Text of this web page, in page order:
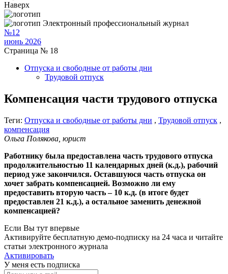
Наверх
Электронный профессиональный журнал
№12
июнь 2026
Страница № 18
Отпуска и свободные от работы дни
Трудовой отпуск
Компенсация части трудового отпуска
Теги: Отпуска и свободные от работы дни , Трудовой отпуск ,
компенсация
Ольга Полякова, юрист
Работнику была предоставлена часть трудового отпуска
продолжительностью 11 календарных дней (к.д.), рабочий
период уже закончился. Оставшуюся часть отпуска он
хочет забрать компенсацией. Возможно ли ему
предоставить вторую часть – 10 к.д. (в итоге будет
предоставлен 21 к.д.), а остальное заменить денежной
компенсацией?
Если Вы тут впервые
Активируйте бесплатную демо-подписку на 24 часа и читайте
статьи электронного журнала
Активировать
У меня есть подписка